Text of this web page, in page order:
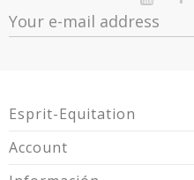
Promoción 30
Option
Esprit-Equitation
Account